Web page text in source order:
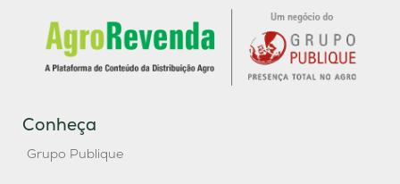
Conheça
Grupo Publique